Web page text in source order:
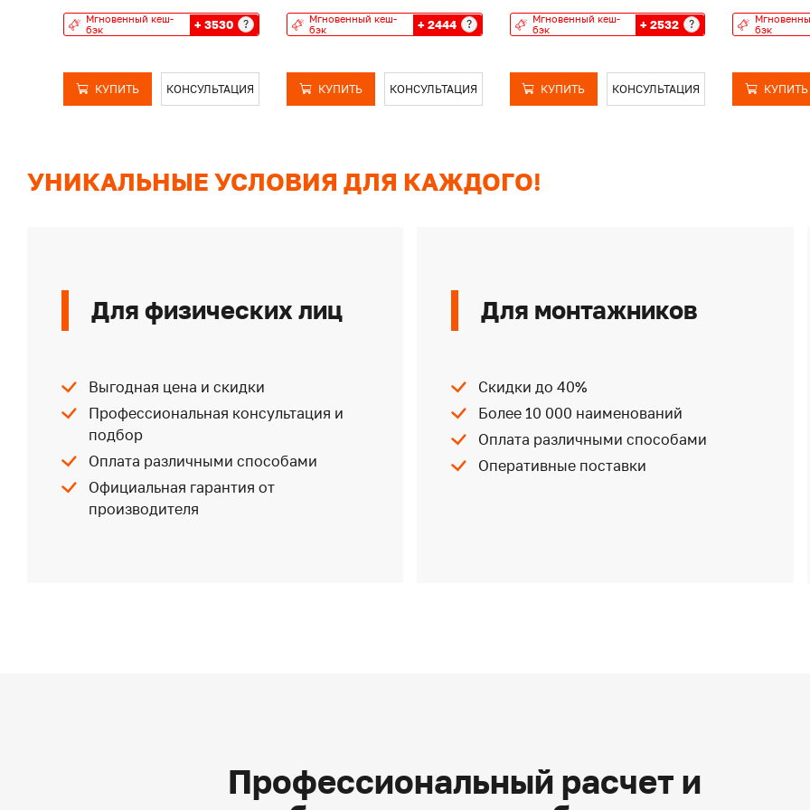
Мгновенный кеш-
бэк
+ 3530 ?
КУПИТЬ КОНСУЛЬТАЦИЯ
Мгновенный кеш-
бэк
+ 2444 ?
КУПИТЬ КОНСУЛЬТАЦИЯ
Мгновенный кеш-
бэк
+ 2532 ?
КУПИТЬ КОНСУЛЬТАЦИЯ
бэк
КУПИТЬ
УНИКАЛЬНЫЕ УСЛОВИЯ ДЛЯ КАЖДОГО!
Для физических лиц
Выгодная цена и скидки
Профессиональная консультация и
подбор
Оплата различными способами
Официальная гарантия от
производителя
Для монтажников
Скидки до 40%
Более 10 000 наименований
Оплата различными способами
Оперативные поставки
Профессиональный расчет и